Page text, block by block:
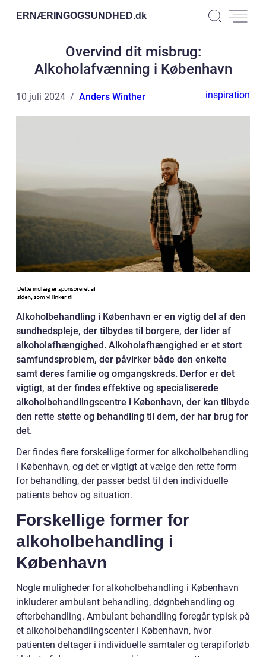
ERNÆRINGOGSUNDHED.dk
Overvind dit misbrug:
Alkoholafvænning i København
10 juli 2024 Anders Winther inspiration
Alkoholbehandling i København er en vigtig del af den
sundhedspleje, der tilbydes til borgere, der lider af
alkoholafhængighed. Alkoholafhængighed er et stort
samfundsproblem, der påvirker både den enkelte
samt deres familie og omgangskreds. Derfor er det
vigtigt, at der findes effektive og specialiserede
alkoholbehandlingscentre i København, der kan tilbyde
den rette støtte og behandling til dem, der har brug for
det.
Der findes flere forskellige former for alkoholbehandling
i København, og det er vigtigt at vælge den rette form
for behandling, der passer bedst til den individuelle
patients behov og situation.
Forskellige former for
alkoholbehandling i
København
Nogle muligheder for alkoholbehandling i København
inkluderer ambulant behandling, døgnbehandling og
efterbehandling. Ambulant behandling foregår typisk på
et alkoholbehandlingscenter i København, hvor
patienten deltager i individuelle samtaler og terapiforløb